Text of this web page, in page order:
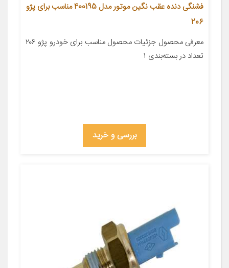
فشنگی دنده عقب نگین موتور مدل 400195 مناسب برای پژو
206
معرفی محصول جزئیات محصول مناسب برای خودرو پژو ۲۰۶
تعداد در بسته‌بندی ۱
بررسی و خرید